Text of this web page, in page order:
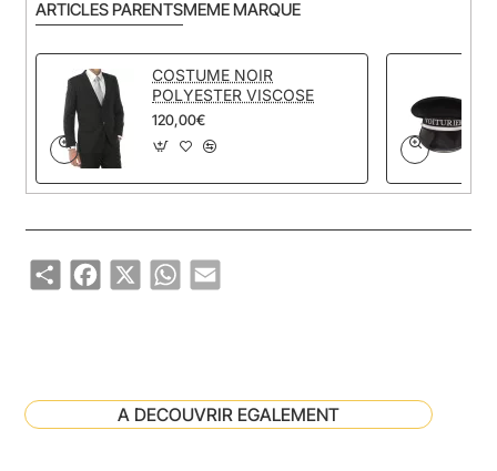
ARTICLES PARENTSMEME MARQUE
COSTUME NOIR
POLYESTER VISCOSE
120,00€
ShareFacebook
X WhatsApp
Email
A DECOUVRIR EGALEMENT